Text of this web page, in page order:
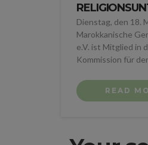
Dienstag, den 18.
Marokkanische
e.V. ist Mitglied in
Kommission für
READ